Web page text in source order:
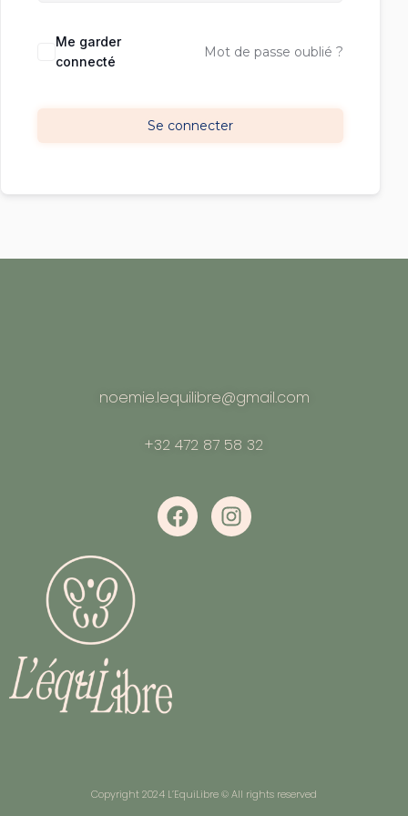
Me garder
connecté
Mot de passe oublié ?
Se connecter
noemie.lequilibre@gmail.com
+32 472 87 58 32
Copyright 2024 L’EquiLibre © All rights reserved